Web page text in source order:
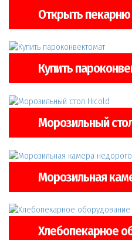
Открыть пекарню
Купить
Морозильный
Морозильная
Хлебопекарное